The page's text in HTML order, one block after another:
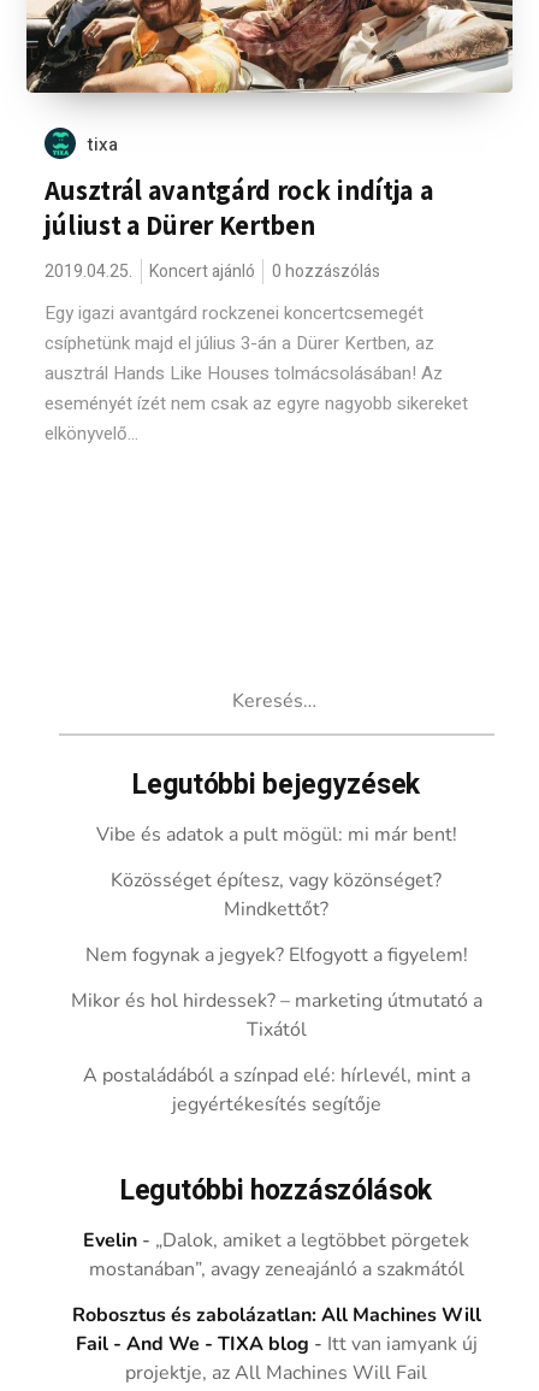
tixa
Ausztrál avantgárd rock indítja a
júliust a Dürer Kertben
2019.04.25. Koncert ajánló 0 hozzászólás
Egy igazi avantgárd rockzenei koncertcsemegét
csíphetünk majd el július 3-án a Dürer Kertben, az
ausztrál Hands Like Houses tolmácsolásában! Az
eseményét ízét nem csak az egyre nagyobb sikereket
elkönyvelő...
Legutóbbi bejegyzések
Vibe és adatok a pult mögül: mi már bent!
Közösséget építesz, vagy közönséget?
Mindkettőt?
Nem fogynak a jegyek? Elfogyott a figyelem!
Mikor és hol hirdessek? – marketing útmutató a
Tixától
A postaládából a színpad elé: hírlevél, mint a
jegyértékesítés segítője
Legutóbbi hozzászólások
Evelin - „Dalok, amiket a legtöbbet pörgetek
mostanában”, avagy zeneajánló a szakmától
Robosztus és zabolázatlan: All Machines Will
Fail - And We - TIXA blog - Itt van iamyank új
projektje, az All Machines Will Fail